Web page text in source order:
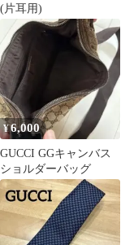
(片耳用)
¥6,000
GUCCI GGキャンバス
ショルダーバッグ